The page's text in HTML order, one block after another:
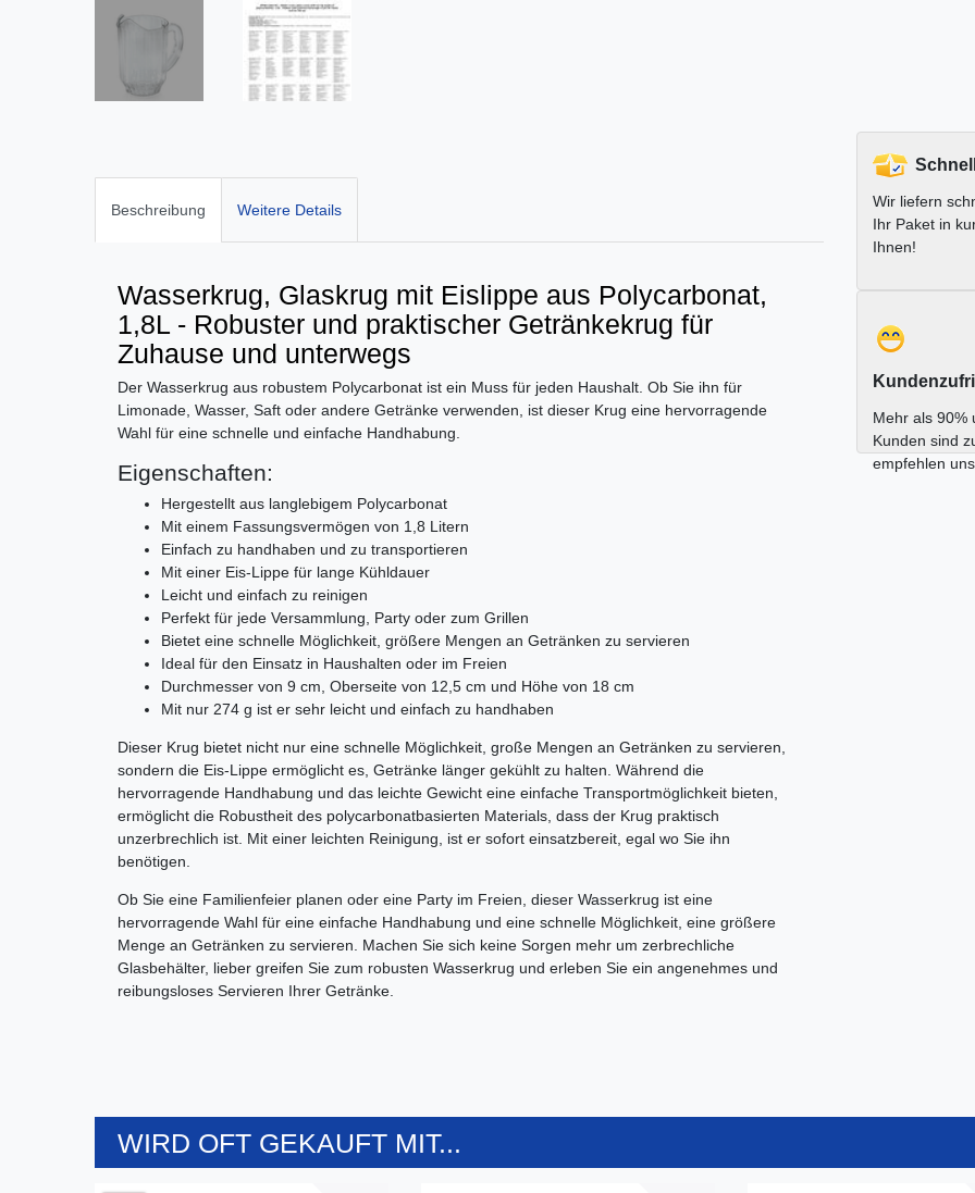
Beschreibung Weitere Details
Wasserkrug, Glaskrug mit Eislippe aus Polycarbonat,
1,8L - Robuster und praktischer Getränkekrug für
Zuhause und unterwegs
Der Wasserkrug aus robustem Polycarbonat ist ein Muss für jeden Haushalt. Ob Sie ihn für
Limonade, Wasser, Saft oder andere Getränke verwenden, ist dieser Krug eine hervorragende
Wahl für eine schnelle und einfache Handhabung.
Eigenschaften:
Hergestellt aus langlebigem Polycarbonat
Mit einem Fassungsvermögen von 1,8 Litern
Einfach zu handhaben und zu transportieren
Mit einer Eis-Lippe für lange Kühldauer
Leicht und einfach zu reinigen
Perfekt für jede Versammlung, Party oder zum Grillen
Bietet eine schnelle Möglichkeit, größere Mengen an Getränken zu servieren
Ideal für den Einsatz in Haushalten oder im Freien
Durchmesser von 9 cm, Oberseite von 12,5 cm und Höhe von 18 cm
Mit nur 274 g ist er sehr leicht und einfach zu handhaben
Dieser Krug bietet nicht nur eine schnelle Möglichkeit, große Mengen an Getränken zu servieren,
sondern die Eis-Lippe ermöglicht es, Getränke länger gekühlt zu halten. Während die
hervorragende Handhabung und das leichte Gewicht eine einfache Transportmöglichkeit bieten,
ermöglicht die Robustheit des polycarbonatbasierten Materials, dass der Krug praktisch
unzerbrechlich ist. Mit einer leichten Reinigung, ist er sofort einsatzbereit, egal wo Sie ihn
benötigen.
Ob Sie eine Familienfeier planen oder eine Party im Freien, dieser Wasserkrug ist eine
hervorragende Wahl für eine einfache Handhabung und eine schnelle Möglichkeit, eine größere
Menge an Getränken zu servieren. Machen Sie sich keine Sorgen mehr um zerbrechliche
Glasbehälter, lieber greifen Sie zum robusten Wasserkrug und erleben Sie ein angenehmes und
reibungsloses Servieren Ihrer Getränke.
Wir liefern
Ihr Paket in
Ihnen!
Mehr als 90%
Kunden sind
empfehlen
WIRD OFT GEKAUFT MIT...